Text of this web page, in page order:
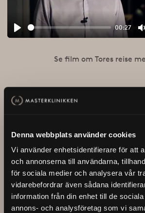
Denna webbplats använder cookies
Vi använder enhetsidentifierare för att
och annonserna till användarna,
för sociala medier och analysera vår
vidarebefordrar även sådana
information från din enhet till de
annons- och analysföretag som vi
Play
00:27
Se film om Tores reise
Flera kundresor
Mats Rosseli
Olsen